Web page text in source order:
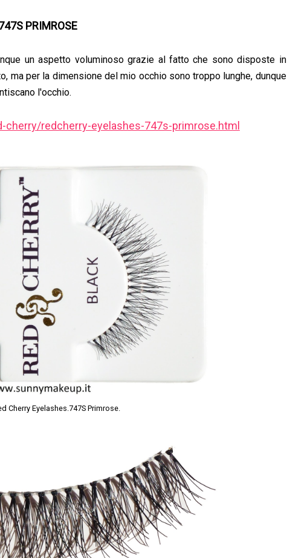
PRIMROSE
un aspetto voluminoso grazie al fatto che sono disposte in
ma per la dimensione del mio occhio sono troppo lunghe, dunque
l'occhio.
redcherry-eyelashes-747s-primrose.html
Cherry Eyelashes.747S Primrose.